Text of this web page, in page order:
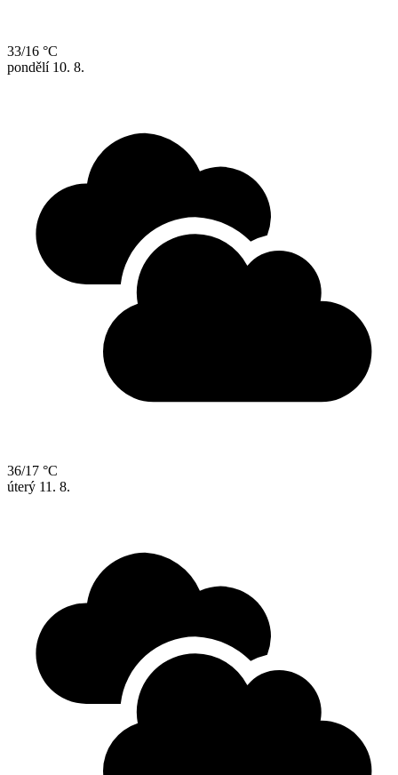
33/16 °C
pondělí 10. 8.
36/17 °C
úterý 11. 8.